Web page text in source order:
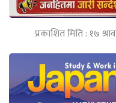
प्रकाशित मिति : १७